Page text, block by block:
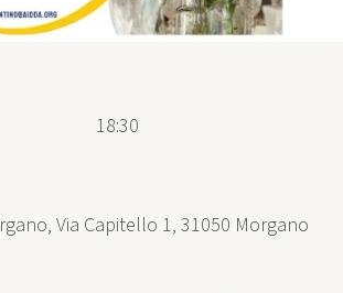
18:30
Via Capitello 1, 31050 Morgano